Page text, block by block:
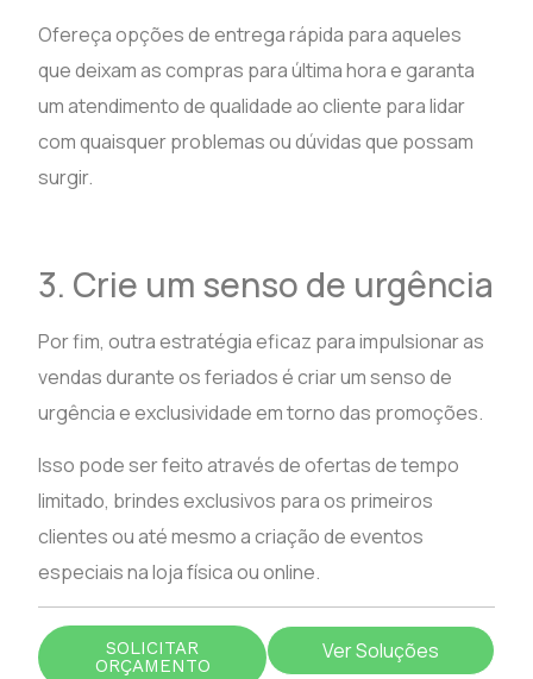
Ofereça opções de entrega rápida para aqueles
que deixam as compras para última hora e garanta
um atendimento de qualidade ao cliente para lidar
com quaisquer problemas ou dúvidas que possam
surgir.
3. Crie um senso de urgência
Por fim, outra estratégia eficaz para impulsionar as
vendas durante os feriados é criar um senso de
urgência e exclusividade em torno das promoções.
Isso pode ser feito através de ofertas de tempo
limitado, brindes exclusivos para os primeiros
clientes ou até mesmo a criação de eventos
especiais na loja física ou online.
SOLICITAR
ORÇAMENTO
Ver Soluções